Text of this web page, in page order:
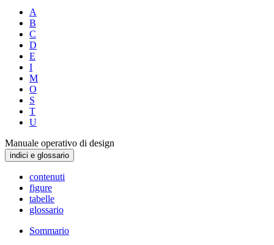
A
B
C
D
E
I
M
O
S
T
U
Manuale operativo di design
indici e glossario
contenuti
figure
tabelle
glossario
Sommario